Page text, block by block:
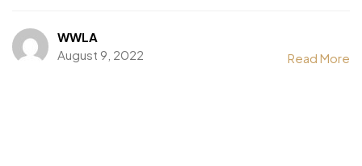
WWLA
August 9, 2022
Read More